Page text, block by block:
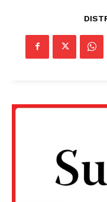
PRESShub
Despre noi / Echipa
Contact